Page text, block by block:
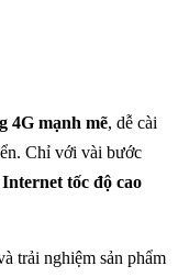
4G mạnh mẽ, dễ cài
Chỉ với vài bước
tốc độ cao
trải nghiệm sản phẩm